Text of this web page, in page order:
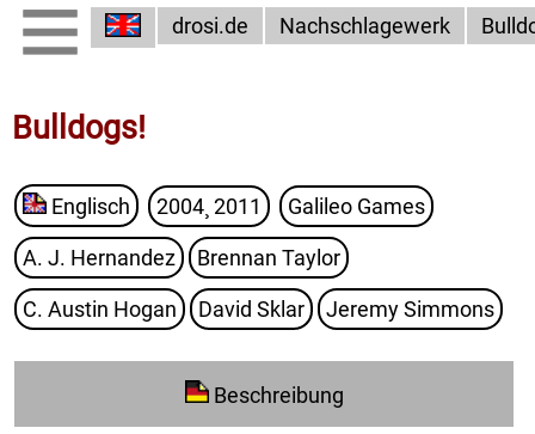
drosi.de Nachschlagewerk
Bulldogs!
Englisch 2004¸ 2011 Galileo Games
A. J. Hernandez Brennan Taylor
C. Austin Hogan David Sklar Jeremy Simmons
Beschreibung